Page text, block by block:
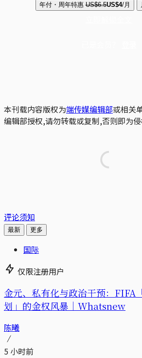
年付・周年特惠 US$6.5US$4/月
本刊载内容版权为端传媒编辑部或相关
编辑部授权,请勿转载或复制,否则即为侵
评论须知
最新 更多
国际
仅限注册用户
金元、私有化与政治干预：FIFA
划」的金权风暴｜Whatsnew
陈曦
5 小时前